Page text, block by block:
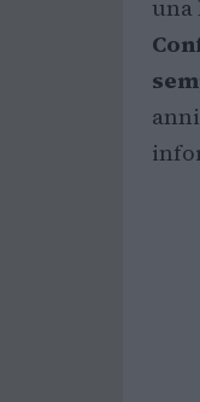
una